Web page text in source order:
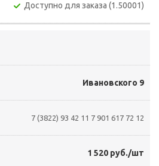
Доступно для заказа (1.50001)
Ивановского 9
7 (3822) 93 42 11 7 901 617 72 12
1 520 руб./шт